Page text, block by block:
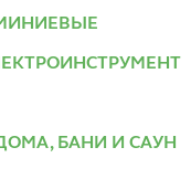
БАНИ И САУН